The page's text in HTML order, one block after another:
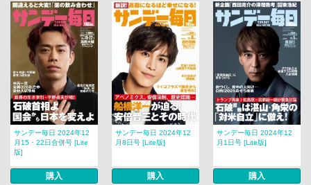
サンデー毎日 2024年12
月15・22日合併号 [Lite
版]
購入
サンデー毎日 2024年12
月8日号 [Lite版]
購入
サンデー毎日 2024年12
月1日号 [Lite版]
購入